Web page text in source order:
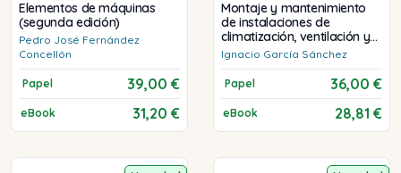
Elementos de máquinas
(segunda edición)
Pedro José Fernández
Concellón
Papel 39,00 €
eBook 31,20 €
Montaje y mantenimiento
de instalaciones de
climatización, ventilación y
extracción (segunda
edición)
Ignacio García Sánchez
Papel 36,00 €
eBook 28,81 €